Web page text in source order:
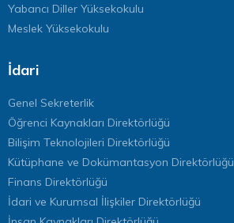
Yabancı Diller Yüksekokulu
Meslek Yüksekokulu
İdari
Genel Sekreterlik
Öğrenci Kaynakları Direktörlüğü
Bilişim Teknolojileri Direktörlüğü
Kütüphane ve Dokümantasyon Direktörlüğü
Finans Direktörlüğü
İdari ve Kurumsal İlişkiler Direktörlüğü